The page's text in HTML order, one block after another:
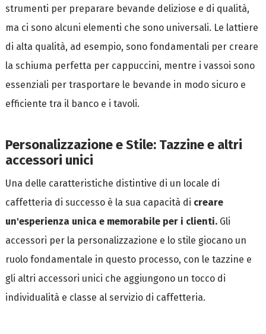
strumenti per preparare bevande deliziose e di qualità,
ma ci sono alcuni elementi che sono universali. Le lattiere
di alta qualità, ad esempio, sono fondamentali per creare
la schiuma perfetta per cappuccini, mentre i vassoi sono
essenziali per trasportare le bevande in modo sicuro e
efficiente tra il banco e i tavoli.
Personalizzazione e Stile: Tazzine e altri
accessori unici
Una delle caratteristiche distintive di un locale di
caffetteria di successo è la sua capacità di creare
un'esperienza unica e memorabile per i clienti.Gli
accessori per la personalizzazione e lo stile giocano un
ruolo fondamentale in questo processo, con le tazzine e
gli altri accessori unici che aggiungono un tocco di
individualità e classe al servizio di caffetteria.